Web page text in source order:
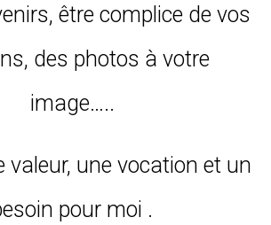
être complice de vos
des photos à votre
image…..
valeur, une vocation et un
pour moi .